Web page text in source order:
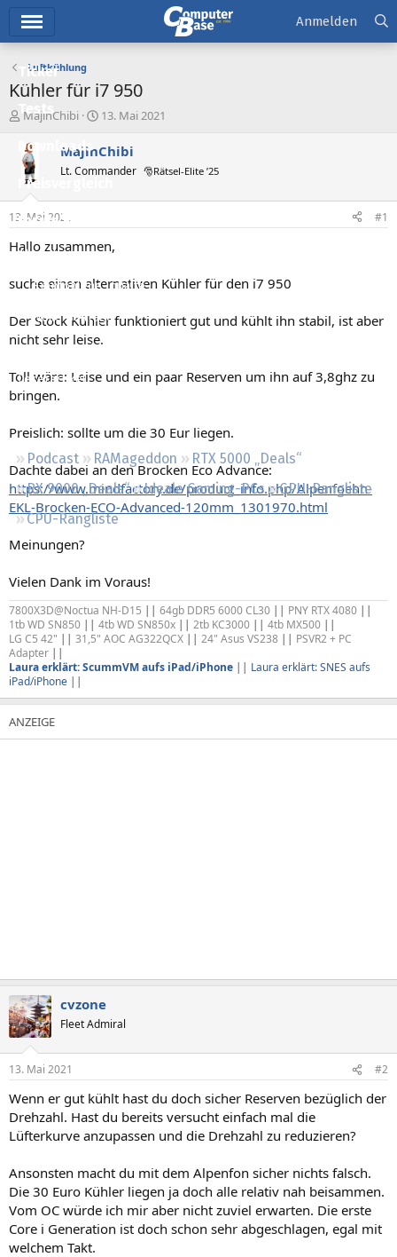
Ticker
Tests
Downloads
Preisvergleich
Forum
Aktuelles
Empfohlene Inhalte
Neue Beiträge
Neueste Aktivitäten
Leserartikel
Podcast RAMageddon
RTX 5000 „Deals“
RX 9000 „Deals“
Ideale Gaming-PCs
GPU-Rangliste
CPU-Rangliste
Anmelden
Luftkühlung
Kühler für i7 950
E
s
t
e
e
r
MajinChibi
E
s
e
t
a
13. Mai 2021
MajinChibi
Lt. Commander 🎅Rätsel-Elite ’25
13. Mai 2021 #1
Hallo zusammen,
suche einen alternativen Kühler für den i7 950
Der Stock Kühler funktioniert gut und kühlt ihn stabil, ist aber
nicht sehr leise.
Toll wäre: Leise und ein paar Reserven um ihn auf 3,8ghz zu
bringen.
Preislich: sollte um die 30 Eur liegen.
Dachte dabei an den Brocken Eco Advance:
https://www.mindfactory.de/product_info.php/Alpenfoehn-
EKL-Brocken-ECO-Advanced-120mm_1301970.html
Meinungen?
Vielen Dank im Voraus!
7800X3D@Noctua NH-D15 || 64gb DDR5 6000 CL30 || PNY RTX 4080 ||
1tb WD SN850 || 4tb WD SN850x || 2tb KC3000 || 4tb MX500 ||
LG C5 42" || 31,5" AOC AG322QCX || 24" Asus VS238 || PSVR2 + PC
Adapter ||
Laura erklärt: ScummVM aufs iPad/iPhone || Laura erklärt: SNES aufs
iPad/iPhone ||
cvzone
Fleet Admiral
13. Mai 2021 #2
Wenn er gut kühlt hast du doch sicher Reserven bezüglich der
Drehzahl. Hast du bereits versucht einfach mal die
Lüfterkurve anzupassen und die Drehzahl zu reduzieren?
Ansonsten macht du mit dem Alpenfon sicher nichts falsch.
Die 30 Euro Kühler liegen ja doch alle relativ nah beisammen.
Vom OC würde ich mir aber nicht zuviel erwarten. Die erste
Core i Generation ist doch schon sehr abgeschlagen, egal mit
welchem Takt.